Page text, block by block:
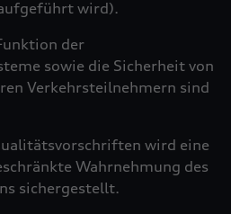
wird).
der
sowie die Sicherheit von
Verkehrsteilnehmern sind
wird eine
Wahrnehmung des
sichergestellt.